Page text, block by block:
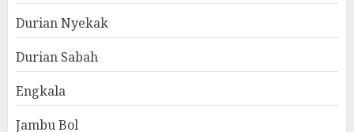
Durian Nyekak
Durian Sabah
Engkala
Jambu Bol